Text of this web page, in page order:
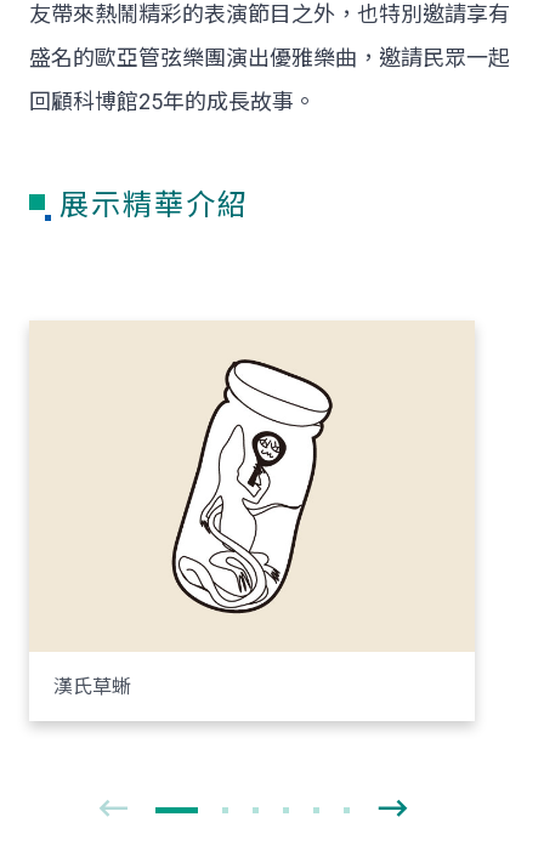
友帶來熱鬧精彩的表演節目之外，也特別邀請享有
盛名的歐亞管弦樂團演出優雅樂曲，邀請民眾一起
回顧科博館25年的成長故事。
展示精華介紹
漢氏草蜥